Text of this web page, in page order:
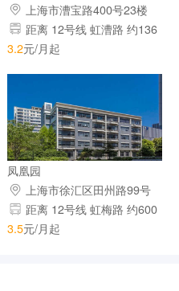
上海市漕宝路400号23楼
距离 12号线 虹漕路 约136
米 距离 9号线 桂林路 约1452
3.2元/月起
凤凰园
上海市徐汇区田州路99号
距离 12号线 虹梅路 约600
米 距离 9号线 漕河泾开发区 约
3.5元/月起